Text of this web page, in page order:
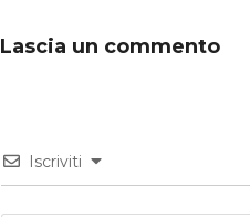
Lascia un commento
Iscriviti